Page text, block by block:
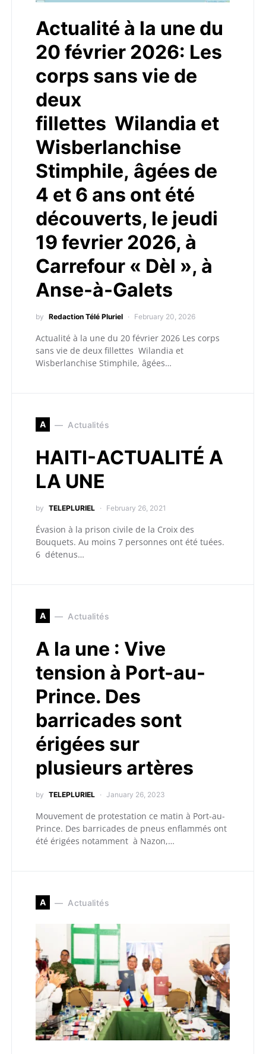
Actualité à la une du
20 février 2026: Les
corps sans vie de
deux
fillettes Wilandia et
Wisberlanchise
Stimphile, âgées de
4 et 6 ans ont été
découverts, le jeudi
19 fevrier 2026, à
Carrefour « Dèl », à
Anse-à-Galets
by Redaction Télé Pluriel February 20, 2026
Actualité à la une du 20 février 2026 Les corps
sans vie de deux fillettes Wilandia et
Wisberlanchise Stimphile, âgées…
A Actualités
HAITI-ACTUALITÉ A
LA UNE
by TELEPLURIEL February 26, 2021
Évasion à la prison civile de la Croix des
Bouquets. Au moins 7 personnes ont été tuées.
6 détenus…
A Actualités
A la une : Vive
tension à Port-au-
Prince. Des
barricades sont
érigées sur
plusieurs artères
by TELEPLURIEL January 26, 2023
Mouvement de protestation ce matin à Port-au-
Prince. Des barricades de pneus enflammés ont
été érigées notamment à Nazon,…
A Actualités